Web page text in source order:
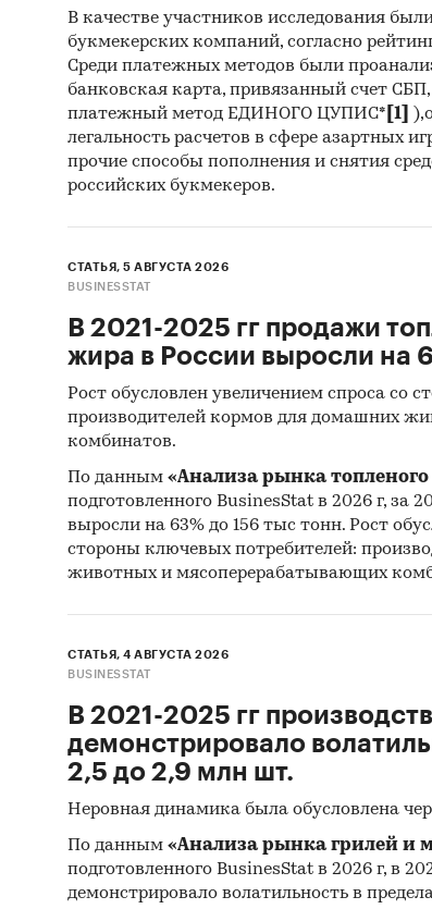
-
-
-
-
В качестве участников исследования
букмекерских компаний, согласно
Среди платежных методов были
банковская карта, привязанный счет
платежный метод ЕДИНОГО ЦУПИС* [1]
легальность расчетов в сфере азартных
прочие способы пополнения и снятия
российских букмекеров.
СТАТЬЯ, 5 АВГУСТА 2026
BUSINESSTAT
В 2021-2025 гг продажи
жира в России выросли на
Рост обусловлен увеличением спроса со
производителей кормов для домашних
комбинатов.
По данным «Анализа рынка
подготовленного BusinesStat в 2026 г, за
выросли на 63% до 156 тыс тонн. Рост
стороны ключевых потребителей:
животных и мясоперерабатывающих
СТАТЬЯ, 4 АВГУСТА 2026
BUSINESSTAT
В 2021-2025 гг
демонстрировало
2,5 до 2,9 млн шт.
Неровная динамика была обусловлена
По данным «Анализа рынка грилей и
подготовленного BusinesStat в 2026 г, в
демонстрировало волатильность в